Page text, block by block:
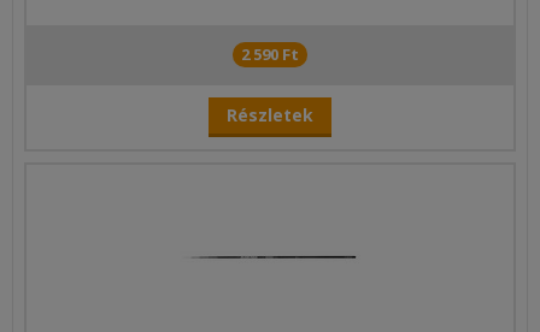
2 590 Ft
Részletek